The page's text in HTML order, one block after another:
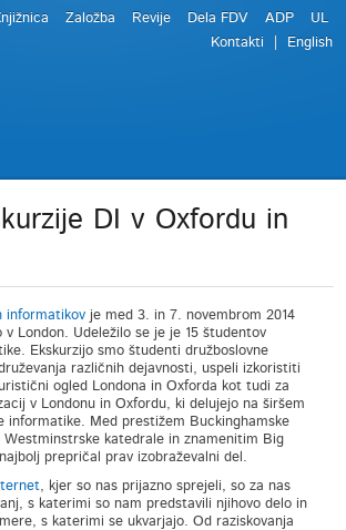
Založba Revije Dela FDV ADP
UL
Kontakti
English
DI v Oxfordu in
informatikov je med 3. in 7. novembrom 2014
v London. Udeležilo se je je 15 študentov
Ekskurzijo smo študenti družboslovne
različnih dejavnosti, uspeli izkoristiti
ogled Londona in Oxforda kot tudi za
v Londonu in Oxfordu, ki delujejo na širšem
informatike. Med prestižem Buckinghamske
katedrale in znamenitim Big
prepričal prav izobraževalni del.
, kjer so nas prijazno sprejeli, so za nas
s katerimi so nam predstavili njihovo delo in
s katerimi se ukvarjajo. Od raziskovanja